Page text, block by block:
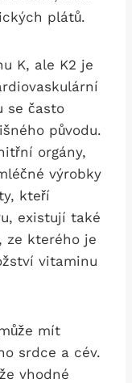
plátů.
K, ale K2 je
se často
původu.
orgány,
výrobky
kteří
existují také
ze kterého je
vitaminu
mít
srdce a cév.
vhodné